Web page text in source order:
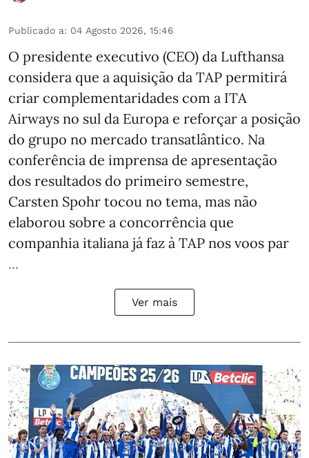
Publicado a: 04 Agosto 2026, 15:46
O presidente executivo (CEO) da Lufthansa
considera que a aquisição da TAP permitirá
criar complementaridades com a ITA
Airways no sul da Europa e reforçar a posição
do grupo no mercado transatlântico. Na
conferência de imprensa de apresentação
dos resultados do primeiro semestre,
Carsten Spohr tocou no tema, mas não
elaborou sobre a concorrência que
companhia italiana já faz à TAP nos voos par
...
Ver mais